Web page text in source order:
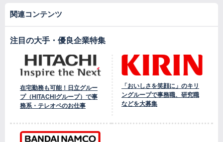
関連コンテンツ
注目の大手・優良企業特集
在宅勤務も可能！日立グルー
プ（HITACHIグループ）で事
務系・テレオペのお仕事
「おいしさを笑顔に」のキリ
ングループで事務職、研究職
などを大募集